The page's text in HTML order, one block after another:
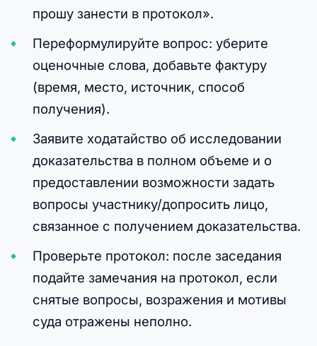
прошу занести в протокол».
Переформулируйте вопрос: уберите
оценочные слова, добавьте фактуру
(время, место, источник, способ
получения).
Заявите ходатайство об исследовании
доказательства в полном объеме и о
предоставлении возможности задать
вопросы участнику/допросить лицо,
связанное с получением доказательства.
Проверьте протокол: после заседания
подайте замечания на протокол, если
снятые вопросы, возражения и мотивы
суда отражены неполно.